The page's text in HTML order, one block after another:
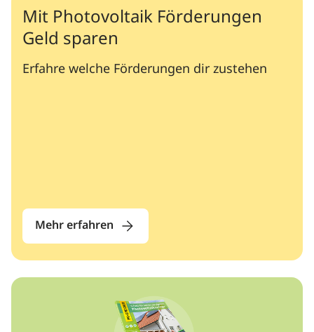
Mit Photovoltaik Förderungen
Geld sparen
Erfahre welche Förderungen dir zustehen
Mehr erfahren